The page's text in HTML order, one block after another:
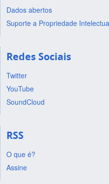
Dados abertos
Suporte a Propriedade
Redes Sociais
Twitter
YouTube
SoundCloud
RSS
O que é?
Assine